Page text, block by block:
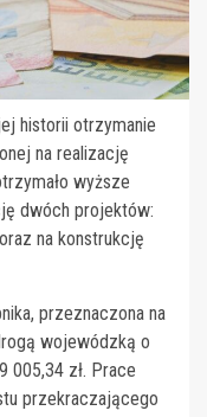
historii otrzymanie
na realizację
wyższe
dwóch projektów:
na konstrukcję
przeznaczona na
wojewódzką o
005,34 zł. Prace
przekraczającego